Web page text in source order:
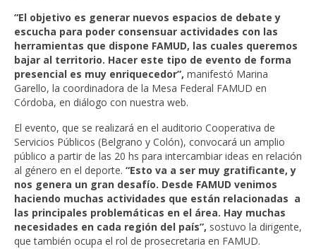
“El objetivo es generar nuevos espacios de debate y
escucha para poder consensuar actividades con las
herramientas que dispone FAMUD, las cuales queremos
bajar al territorio. Hacer este tipo de evento de forma
presencial es muy enriquecedor”, manifestó Marina
Garello, la coordinadora de la Mesa Federal FAMUD en
Córdoba, en diálogo con nuestra web.
El evento, que se realizará en el auditorio Cooperativa de
Servicios Públicos (Belgrano y Colón), convocará un amplio
público a partir de las 20 hs para intercambiar ideas en relación
al género en el deporte. “Esto va a ser muy gratificante, y
nos genera un gran desafío. Desde FAMUD venimos
haciendo muchas actividades que están relacionadas a
las principales problemáticas en el área. Hay muchas
necesidades en cada región del país”, sostuvo la dirigente,
que también ocupa el rol de prosecretaria en FAMUD.